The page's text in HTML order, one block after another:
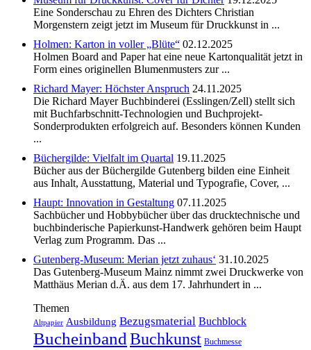
Eine Sonderschau zu Ehren des Dichters Christian
Morgenstern zeigt jetzt im Museum für Druckkunst in ...
Holmen: Karton in voller „Blüte“ 02.12.2025
Holmen Board and Paper hat eine neue Kartonqualität jetzt in
Form eines originellen Blumenmusters zur ...
Richard Mayer: Höchster Anspruch 24.11.2025
Die Richard Mayer Buchbinderei (Esslingen/Zell) stellt sich
mit Buchfarbschnitt-Technologien und Buchprojekt-
Sonderprodukten erfolgreich auf. Besonders können Kunden
...
Büchergilde: Vielfalt im Quartal 19.11.2025
Bücher aus der Büchergilde Gutenberg bilden eine Einheit
aus Inhalt, Ausstattung, Material und Typografie, Cover, ...
Haupt: Innovation in Gestaltung 07.11.2025
Sachbücher und Hobbybücher über das drucktechnische und
buchbinderische Papierkunst-Handwerk gehören beim Haupt
Verlag zum Programm. Das ...
Gutenberg-Museum: Merian jetzt zuhaus‘ 31.10.2025
Das Gutenberg-Museum Mainz nimmt zwei Druckwerke von
Matthäus Merian d.Ä. aus dem 17. Jahrhundert in ...
Themen
Altpapier Ausbildung Bezugsmaterial Buchblock
BucheinbandBuchkunst Buchmesse